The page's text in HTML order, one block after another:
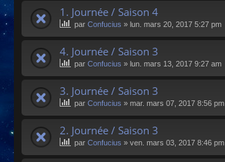
1. Journée / Saison 4
par Confucius » lun. mars 20, 2017 5:27 pm
4. Journée / Saison 3
par Confucius » lun. mars 13, 2017 9:27 am
3. Journée / Saison 3
par Confucius » mar. mars 07, 2017 8:56 pm
2. Journée / Saison 3
par Confucius » ven. mars 03, 2017 8:46 pm